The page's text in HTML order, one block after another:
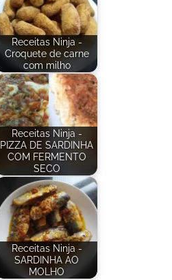
Receitas Ninja -
Croquete de carne
com milho
Receitas Ninja -
PIZZA DE SARDINHA
COM FERMENTO
SECO
Receitas Ninja -
SARDINHA AO
MOLHO